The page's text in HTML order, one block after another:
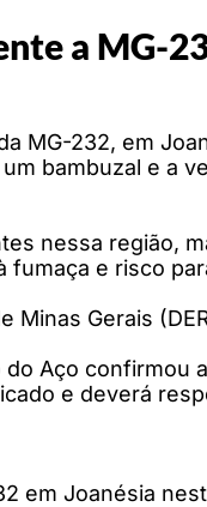
a MG-
MG-232, em
bambuzal e a
nessa região,
fumaça e risco
Minas Gerais
Aço
e deverá
em Joanésia